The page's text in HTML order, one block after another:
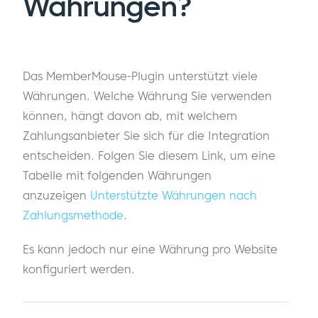
Das MemberMouse-Plugin unterstützt viele
Währungen. Welche Währung Sie verwenden
können, hängt davon ab, mit welchem
Zahlungsanbieter Sie sich für die Integration
entscheiden. Folgen Sie diesem Link, um eine
Tabelle mit folgenden Währungen
anzuzeigen Unterstützte Währungen nach
Zahlungsmethode.
Es kann jedoch nur eine Währung pro Website
konfiguriert werden.